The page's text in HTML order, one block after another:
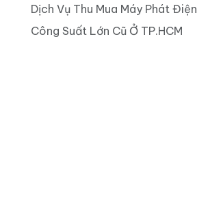
Dịch Vụ Thu Mua Máy Phát Điện
Công Suất Lớn Cũ Ở TP.HCM